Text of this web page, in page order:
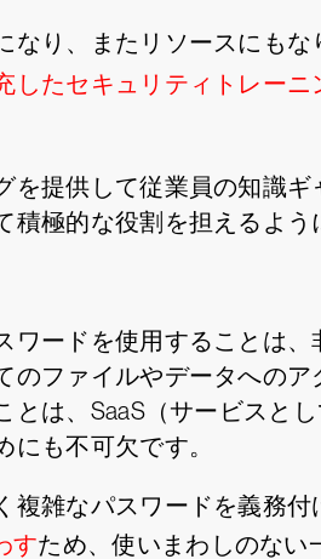
り、またリソースにも
たセキュリティトレー
提供して従業員の知識
極的な役割を担えるよう
ードを使用することは
ファイルやデータへの
は、SaaS（サービスと
も不可欠です。
雑なパスワードを義務付
すため、使いまわしのない